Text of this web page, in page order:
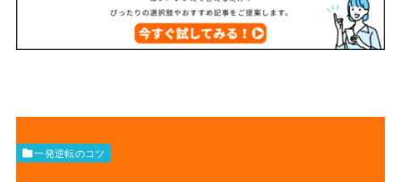
一発逆転のコツ